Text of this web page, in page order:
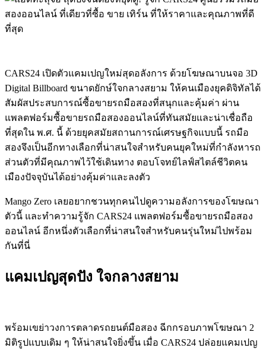
CARS24 เปิดตัวแคมเปญใหม่สุดอลังการ ด้วยโฆษณาบนจอ 3D
Digital Billboard ขนาดยักษ์ใจกลางสยาม ให้คนเมืองยุคดิจิทัลได้
สัมผัสประสบการณ์ซื้อขายรถมือสองที่สนุกและคุ้มค่า ผ่าน
แพลตฟอร์มซื้อขายรถมือสองออนไลน์ที่ทันสมัยและน่าเชื่อถือ
ที่สุดใน พ.ศ. นี้ ด้วยยุคสมัยสถานการณ์เศรษฐกิจแบบนี้ รถมือ
สองจึงเป็นอีกทางเลือกที่น่าสนใจสำหรับคนยุคใหม่ที่กำลังหารถ
ส่วนตัวที่มีคุณภาพไว้ใช้เดินทาง ตอบโจทย์ไลฟ์สไตล์ชีวิตคน
เมืองปัจจุบันได้อย่างคุ้มค่าและลงตัว
Mango Zero เลยอยากชวนทุกคนไปดูความอลังการของโฆษณา
ตัวนี้ และทำความรู้จัก CARS24 แพลตฟอร์มซื้อขายรถมือสอง
ออนไลน์ อีกหนึ่งตัวเลือกที่น่าสนใจสำหรับคนรุ่นใหม่ไปพร้อม
กันที่นี่
แคมเปญสุดปัง ใจกลางสยาม
พร้อมเขย่าวงการตลาดรถยนต์มือสอง ฉีกกรอบภาพโฆษณา 2
มิติรูปแบบเดิม ๆ ให้น่าสนใจยิ่งขึ้น เมื่อ CARS24 ปล่อยแคมเปญ